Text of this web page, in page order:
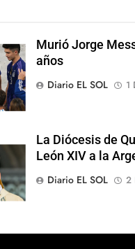
Murió Jorge
años
Diario EL SOL
1
La Diócesis de
León XIV a la
Diario EL SOL
2